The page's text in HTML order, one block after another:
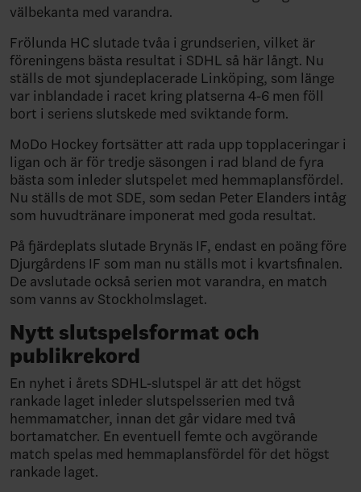
välbekanta med varandra.
Frölunda HC slutade tvåa i grundserien, vilket är
föreningens bästa resultat i SDHL så här långt. Nu
ställs de mot sjundeplacerade Linköping, som länge
var inblandade i racet kring platserna 4-6 men föll
bort i seriens slutskede med sviktande form.
MoDo Hockey fortsätter att rada upp topplaceringar i
ligan och är för tredje säsongen i rad bland de fyra
bästa som inleder slutspelet med hemmaplansfördel.
Nu ställs de mot SDE, som sedan Peter Elanders intåg
som huvudtränare imponerat med goda resultat.
På fjärdeplats slutade Brynäs IF, endast en poäng före
Djurgårdens IF som man nu ställs mot i kvartsfinalen.
De avslutade också serien mot varandra, en match
som vanns av Stockholmslaget.
Nytt slutspelsformat och
publikrekord
En nyhet i årets SDHL-slutspel är att det högst
rankade laget inleder slutspelsserien med två
hemmamatcher, innan det går vidare med två
bortamatcher. En eventuell femte och avgörande
match spelas med hemmaplansfördel för det högst
rankade laget.